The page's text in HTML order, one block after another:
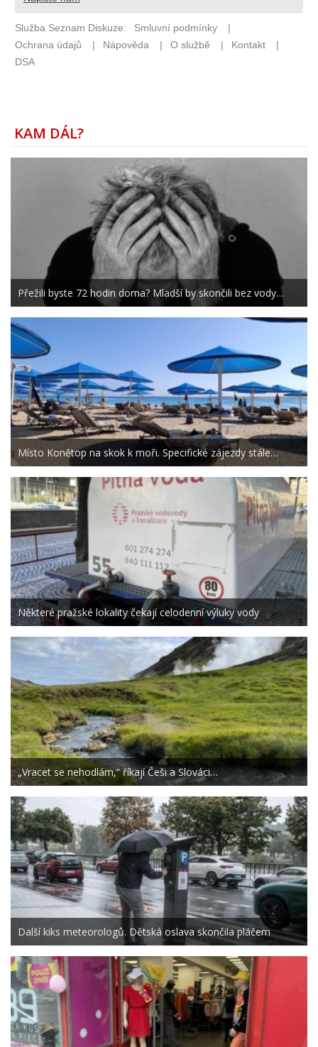
KAM DÁL?
Přežili byste 72 hodin doma? Mladší by skončili bez vody…
Místo Konětop na skok k moři. Specifické zájezdy stále…
Některé pražské lokality čekají celodenní výluky vody
„Vracet se nehodlám,“ říkají Češi a Slováci…
Další kiks meteorologů. Dětská oslava skončila pláčem